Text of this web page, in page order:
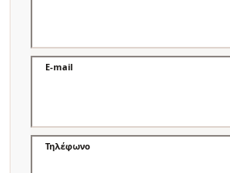
E-mail
Τηλέφωνο